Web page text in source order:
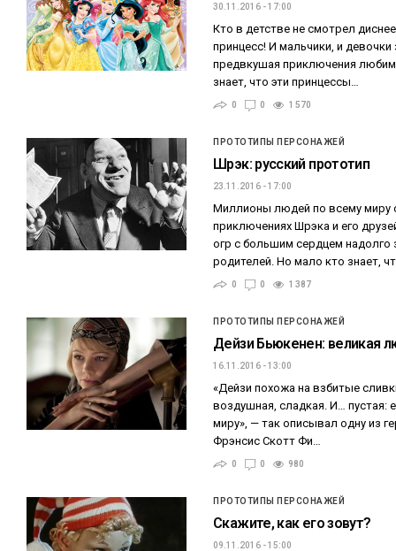
30.11.2016 - 17:00
Кто в детстве не смотрел
принцесс! И мальчики, и
предвкушая приключения
знает, что эти принцессы…
0 0 1 570
ПРОТОТИПЫ ПЕРСОНАЖЕЙ
Шрэк: русский прототип
23.11.2016 - 17:00
Миллионы людей по всему миру
приключениях Шрэка и его
огр с большим сердцем надолго
родителей. Но мало кто знает,
0 0 1 387
ПРОТОТИПЫ ПЕРСОНАЖЕЙ
Дейзи Бьюкенен: великая
16.11.2016 - 13:00
«Дейзи похожа на взбитые
воздушная, сладкая. И… пустая:
миру», — так описывал одну из
Фрэнсис Скотт Фи…
0 0 980
ПРОТОТИПЫ ПЕРСОНАЖЕЙ
Скажите, как его зовут?
09.11.2016 - 15:00